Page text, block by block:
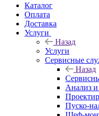
Каталог
Оплата
Доставка
Услуги
Назад
Услуги
Сервисные
Назад
Анализ и
Пуско-